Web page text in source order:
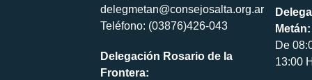
delegmetan@consejosalta.org.ar
Teléfono: (03876)426-043
Delegación Rosario de la
Frontera:
Metán:
De
13:00